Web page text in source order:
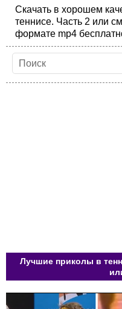
Скачать в хорошем
теннисе. Часть 2 или
формате mp4
Лучшие приколы в